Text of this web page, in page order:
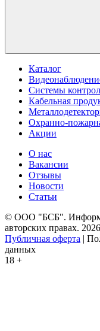
Каталог
Системы
Кабельная
Охранно-
Акции
О нас
Вакансии
Отзывы
Новости
Статьи
© ООО "БСБ".
авторских правах. 2026
Публичная оферта |
данных
18 +